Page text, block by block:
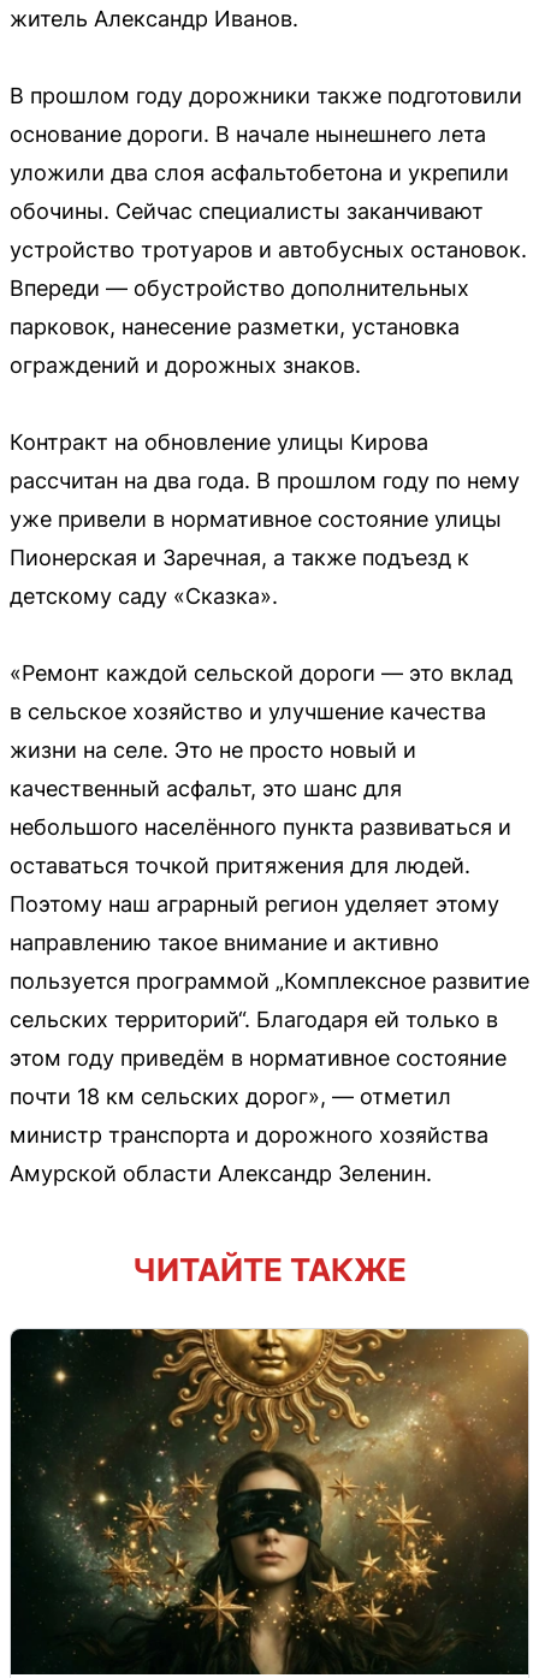
житель Александр Иванов.
В прошлом году дорожники также подготовили
основание дороги. В начале нынешнего лета
уложили два слоя асфальтобетона и укрепили
обочины. Сейчас специалисты заканчивают
устройство тротуаров и автобусных остановок.
Впереди — обустройство дополнительных
парковок, нанесение разметки, установка
ограждений и дорожных знаков.
Контракт на обновление улицы Кирова
рассчитан на два года. В прошлом году по нему
уже привели в нормативное состояние улицы
Пионерская и Заречная, а также подъезд к
детскому саду «Сказка».
«Ремонт каждой сельской дороги — это вклад
в сельское хозяйство и улучшение качества
жизни на селе. Это не просто новый и
качественный асфальт, это шанс для
небольшого населённого пункта развиваться и
оставаться точкой притяжения для людей.
Поэтому наш аграрный регион уделяет этому
направлению такое внимание и активно
пользуется программой „Комплексное развитие
сельских территорий“. Благодаря ей только в
этом году приведём в нормативное состояние
почти 18 км сельских дорог», — отметил
министр транспорта и дорожного хозяйства
Амурской области Александр Зеленин.
ЧИТАЙТЕ ТАКЖЕ